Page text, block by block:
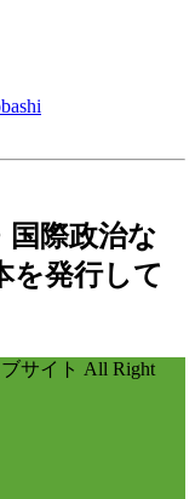
国際政治な
を発行して
サイト All Right